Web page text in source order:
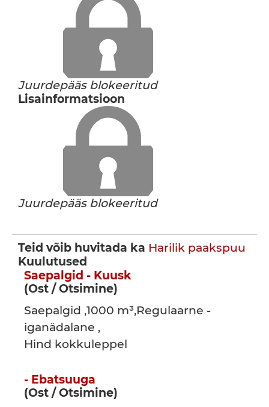
Juurdepääs blokeeritud
Lisainformatsioon
Juurdepääs blokeeritud
Teid võib huvitada ka Harilik paakspuu
Kuulutused
Saepalgid - Kuusk
(Ost / Otsimine)
Saepalgid ,1000 m³,Regulaarne -
iganädalane ,
Hind kokkuleppel
- Ebatsuuga
(Ost / Otsimine)